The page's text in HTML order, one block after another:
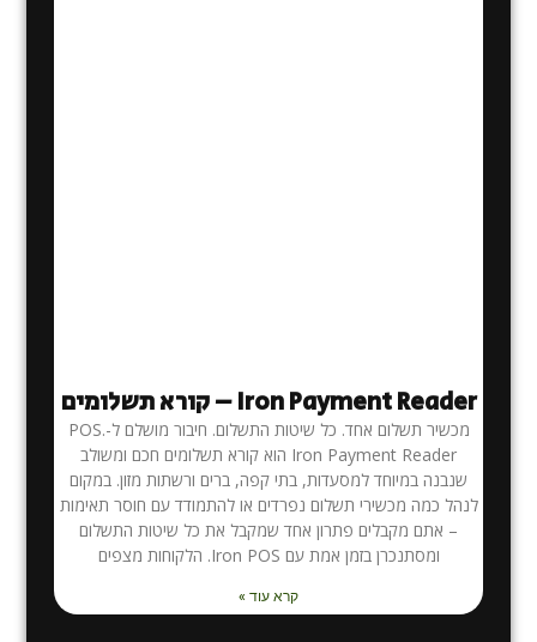
Iron Payment Reader – קורא תשלומים
מכשיר תשלום אחד. כל שיטות התשלום. חיבור מושלם ל-POS.
Iron Payment Reader הוא קורא תשלומים חכם ומשולב
שנבנה במיוחד למסעדות, בתי קפה, ברים ורשתות מזון. במקום
לנהל כמה מכשירי תשלום נפרדים או להתמודד עם חוסר תאימות
– אתם מקבלים פתרון אחד שמקבל את כל שיטות התשלום
ומסתנכרן בזמן אמת עם Iron POS. הלקוחות מצפים
קרא עוד »